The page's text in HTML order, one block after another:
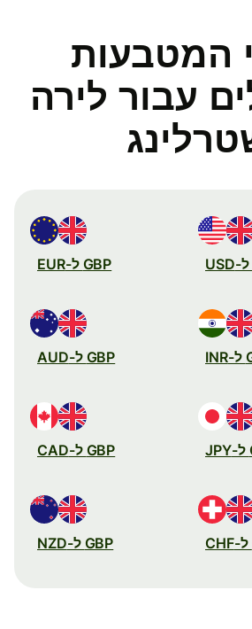
המטבעות
עבור לירה
GBP ל-EUR
GBP ל-AUD
GBP ל-CAD
GBP ל-NZD